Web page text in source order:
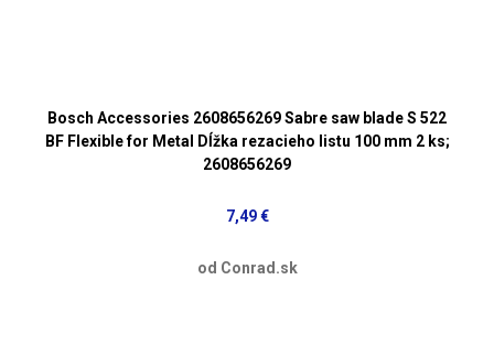
Bosch Accessories 2608656269 Sabre saw blade S 522
BF Flexible for Metal Dĺžka rezacieho listu 100 mm 2 ks;
2608656269
7,49 €
od Conrad.sk